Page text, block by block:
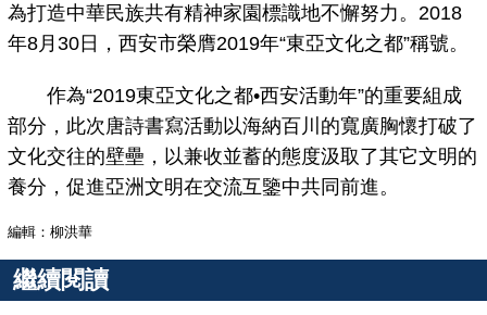
為打造中華民族共有精神家園標識地不懈努力。2018
年8月30日，西安市榮膺2019年“東亞文化之都”稱號。
作為“2019東亞文化之都•西安活動年”的重要組成
部分，此次唐詩書寫活動以海納百川的寬廣胸懷打破了
文化交往的壁壘，以兼收並蓄的態度汲取了其它文明的
養分，促進亞洲文明在交流互鑒中共同前進。
編輯：柳洪華
繼續閱讀